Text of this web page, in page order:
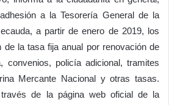
a la Tesorería General de la
a partir de enero de 2019, los
de la tasa fija anual por renovación de
convenios, policía adicional, tramites
Mercante Nacional y otras tasas.
de la página web oficial de la